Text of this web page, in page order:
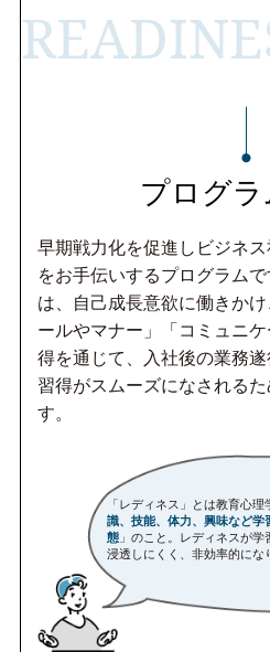
プログ
早期戦力化を促進しビジネ
をお手伝いするプログラム
は、自己成長意欲に働きか
ールやマナー」「コミュニ
得を通じて、入社後の業務
習得がスムーズになされる
す。
「レディネス」とは教育心理
識、技能、体力、興味など学
態」のこと。レディネスが学
浸透しにくく、非効率的にな